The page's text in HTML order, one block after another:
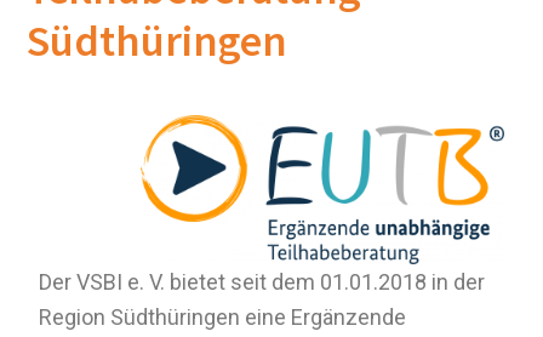
Südthüringen
Der VSBI e. V. bietet seit dem 01.01.2018 in der
Region Südthüringen eine Ergänzende